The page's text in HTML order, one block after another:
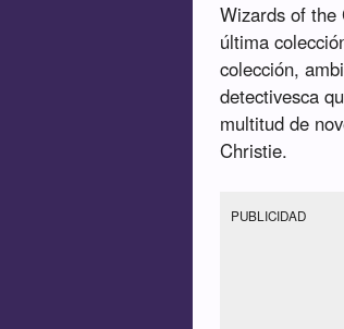
Wizards of
última
colección,
detectivesca
multitud de
Christie.
PUBLICIDAD